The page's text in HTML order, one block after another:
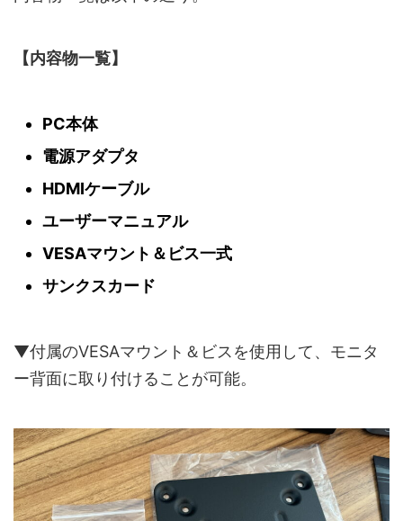
【内容物一覧】
PC本体
電源アダプタ
HDMIケーブル
ユーザーマニュアル
VESAマウント＆ビス一式
サンクスカード
▼付属のVESAマウント＆ビスを使用して、モニタ
ー背面に取り付けることが可能。